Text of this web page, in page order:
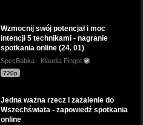
Wzmocnij swój potencjał i moc
intencji 5 technikami - nagranie
spotkania online (24. 01)
SpecBabka - Klaudia Pingot
720p
Jedna ważna rzecz i zażalenie do
Wszechświata - zapowiedź spotkania
online